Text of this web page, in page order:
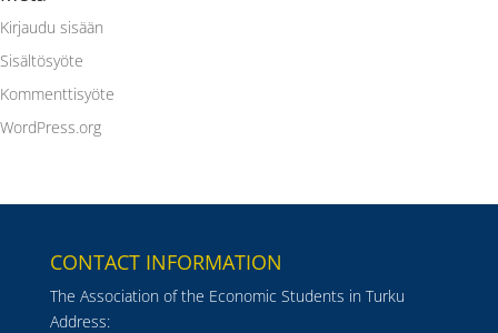
Kirjaudu sisään
Sisältösyöte
Kommenttisyöte
WordPress.org
CONTACT INFORMATION
The Association of the Economic Students in Turku
Address: